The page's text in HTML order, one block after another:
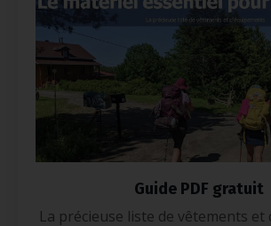
Guide PDF gratuit
La précieuse liste de vêtements